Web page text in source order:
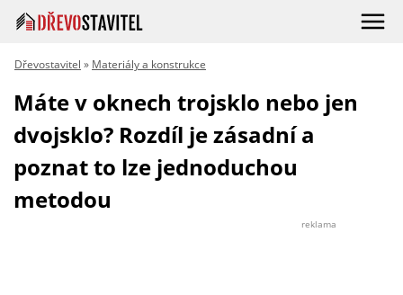
Dřevostavitel » Materiály a konstrukce
Máte v oknech trojsklo nebo jen
dvojsklo? Rozdíl je zásadní a
poznat to lze jednoduchou
metodou
reklama